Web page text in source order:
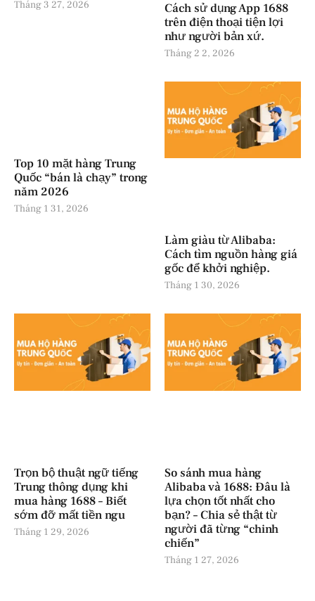
Tháng 3 27, 2026
Cách sử dụng App 1688
trên điện thoại tiện lợi
như người bản xứ.
Tháng 2 2, 2026
Top 10 mặt hàng Trung
Quốc “bán là chạy” trong
năm 2026
Tháng 1 31, 2026
Làm giàu từ Alibaba:
Cách tìm nguồn hàng giá
gốc để khởi nghiệp.
Tháng 1 30, 2026
Trọn bộ thuật ngữ tiếng
Trung thông dụng khi
mua hàng 1688 – Biết
sớm đỡ mất tiền ngu
Tháng 1 29, 2026
So sánh mua hàng
Alibaba và 1688: Đâu là
lựa chọn tốt nhất cho
bạn? – Chia sẻ thật từ
người đã từng “chinh
chiến”
Tháng 1 27, 2026